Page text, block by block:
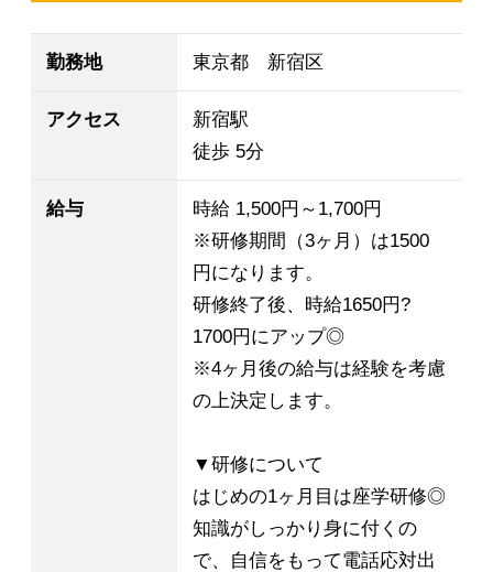
勤務地 東京都 新宿区
アクセス
新宿駅
徒歩 5分
給与
時給 1,500円～1,700円
※研修期間（3ヶ月）は1500
円になります。
研修終了後、時給1650円?
1700円にアップ◎
※4ヶ月後の給与は経験を考慮
の上決定します。
▼研修について
はじめの1ヶ月目は座学研修◎
知識がしっかり身に付くの
で、自信をもって電話応対出